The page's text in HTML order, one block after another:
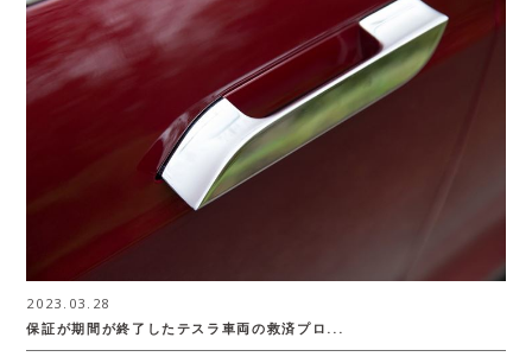
2023.03.28
保証が期間が終了したテスラ車両の救済プロ...